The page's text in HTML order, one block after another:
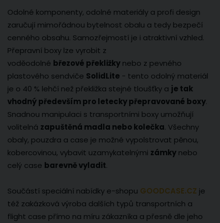
Odolné komponenty, odolné materiály a profi design
zaručují mimořádnou bytelnost obalu a tedy bezpečí
cenného obsahu. Samozřejmostí je i atraktivní vzhled.
Přepravní boxy lze vyrobit z
voděodolné březové překližky nebo z pevného
plastového sendviče SolidLite - tento odolný materiál
je o 40 % lehčí než překližka stejné tloušťky a je tak
vhodný především pro letecky přepravované boxy.
Snadnou manipulaci s transportními boxy umožňují
volitelná zapuštěná madla nebo kolečka. Všechny
obaly, pouzdra a case je možné vypolstrovat pěnou,
kobercovinou, vybavit uzamykatelnými zámky nebo
celý case barevně vyladit.
Součástí speciální nabídky e-shopu GOODCASE.CZ je
též zakázková výroba dalších typů transportních a
flight case přímo na míru zákazníka a přesně dle jeho